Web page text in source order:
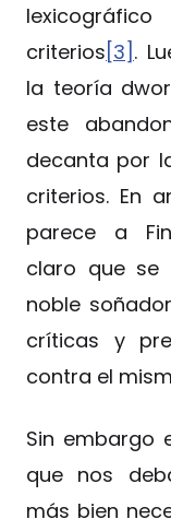
criterios [3] .
la teoría
este
decanta por
criterios. En
parece a
claro que se
noble
críticas y
contra el
Sin embargo
que nos
más bien